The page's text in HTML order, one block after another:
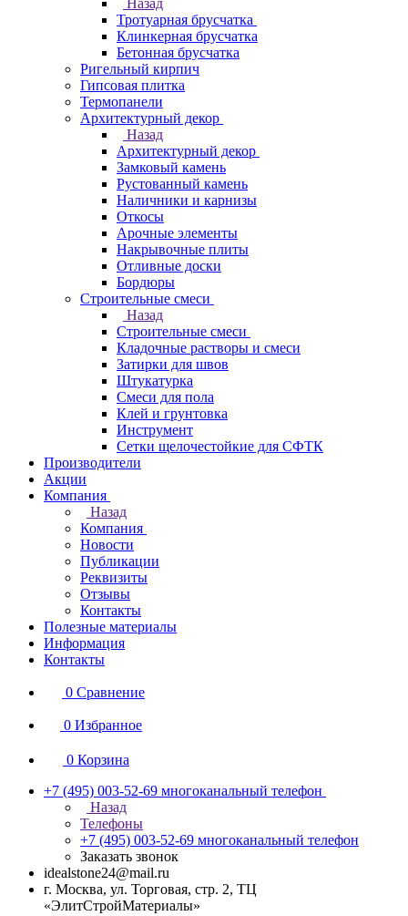
Назад
Тротуарная брусчатка
Клинкерная брусчатка
Бетонная брусчатка
Ригельный кирпич
Гипсовая плитка
Термопанели
Архитектурный декор
Назад
Архитектурный декор
Замковый камень
Рустованный камень
Наличники и карнизы
Откосы
Арочные элементы
Накрывочные плиты
Отливные доски
Бордюры
Строительные смеси
Назад
Строительные смеси
Кладочные растворы и смеси
Затирки для швов
Штукатурка
Смеси для пола
Клей и грунтовка
Инструмент
Сетки щелочестойкие для СФТК
Производители
Акции
Компания
Назад
Компания
Новости
Публикации
Реквизиты
Отзывы
Контакты
Полезные материалы
Информация
Контакты
0 Сравнение
0 Избранное
0 Корзина
+7 (495) 003-52-69 многоканальный телефон
Назад
Телефоны
+7 (495) 003-52-69 многоканальный телефон
Заказать звонок
idealstone24@mail.ru
г. Москва, ул. Торговая, стр. 2, ТЦ
«ЭлитСтройМатериалы»